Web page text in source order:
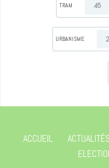
TRAM 45
URBANISME
ACCUEIL ACTUALITÉS